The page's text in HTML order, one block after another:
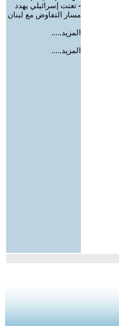
- تعنت إسرائيلي يهدد
مسار التفاوض مع لبنان
المزيد.....
المزيد.....